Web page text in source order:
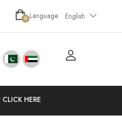
0 Language English
HERE